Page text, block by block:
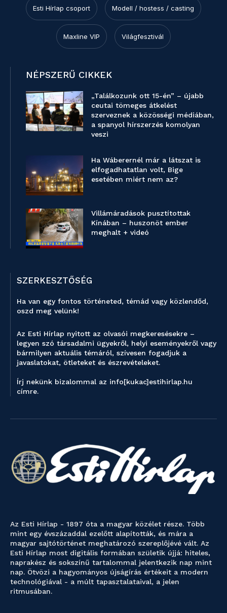
Esti Hírlap csoport Modell / hostess / casting
Maxline VIP Világfesztivál
NÉPSZERŰ CIKKEK
„Találkozunk ott 15-én” – újabb
ceutai tömeges átkelést
szerveznek a közösségi médiában,
a spanyol hírszerzés komolyan
veszi
Ha Wáberernél már a látszat is
elfogadhatatlan volt, Bige
esetében miért nem az?
Villámáradások pusztítottak
Kínában – huszonöt ember
meghalt + videó
SZERKESZTŐSÉG
Ha van egy fontos történeted, témád vagy közlendőd,
oszd meg velünk!
Az Esti Hírlap nyitott az olvasói megkeresésekre –
legyen szó társadalmi ügyekről, helyi eseményekről vagy
bármilyen aktuális témáról, szívesen fogadjuk a
javaslatokat, ötleteket és észrevételeket.
Írj nekünk bizalommal az info[kukac]estihirlap.hu
címre.
Az Esti Hírlap - 1897 óta a magyar közélet része. Több
mint egy évszázaddal ezelőtt alapították, és mára a
magyar sajtótörténet meghatározó szereplőjévé vált. Az
Esti Hírlap most digitális formában születik újjá: hiteles,
naprakész és sokszínű tartalommal jelentkezik nap mint
nap. Ötvözi a hagyományos újságírás értékeit a modern
technológiával - a múlt tapasztalataival, a jelen
ritmusában.